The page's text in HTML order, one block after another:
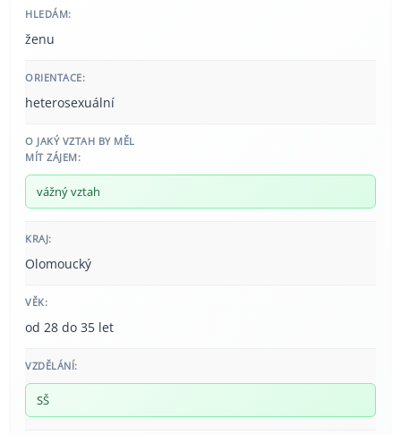
HLEDÁM:
ženu
ORIENTACE:
heterosexuální
O JAKÝ VZTAH BY MĚL
MÍT ZÁJEM:
vážný vztah
KRAJ:
Olomoucký
VĚK:
od 28 do 35 let
VZDĚLÁNÍ:
SŠ